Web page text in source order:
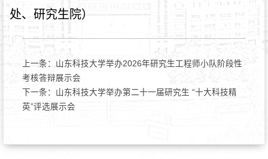
处、研究生院）
上一条： 山东科技大学举办2026年研究生工程师小队阶段性
考核答辩展示会
下一条： 山东科技大学举办第二十一届研究生 “十大科技精
英”评选展示会